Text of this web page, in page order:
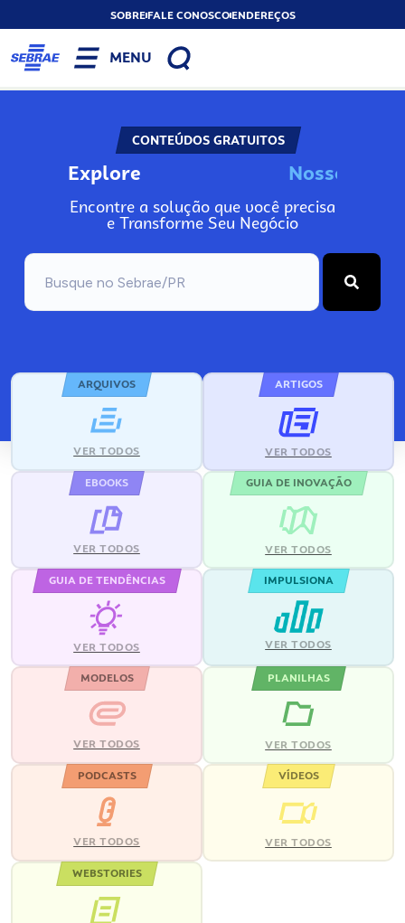
SOBREFALE CONOSCOENDEREÇOS
MENU
CONTEÚDOS GRATUITOS
Explore No
Encontre a solução que você precisa
e Transforme Seu Negócio
ARQUIVOS
VER TODOS
ARTIGOS
VER TODOS
EBOOKS
VER TODOS
GUIA DE INOVAÇÃO
VER TODOS
GUIA DE TENDÊNCIAS
VER TODOS
IMPULSIONA
VER TODOS
MODELOS
VER TODOS
PLANILHAS
VER TODOS
PODCASTS
VER TODOS
VÍDEOS
VER TODOS
WEBSTORIES